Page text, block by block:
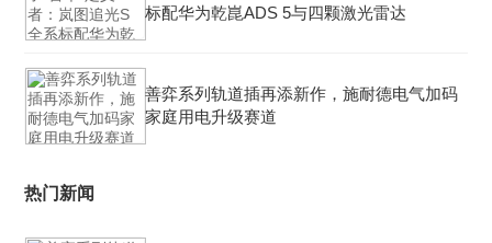
标配华为乾崑ADS 5与四颗激光雷达
善弈系列轨道插再添新作，施耐德电气加码
家庭用电升级赛道
热门新闻